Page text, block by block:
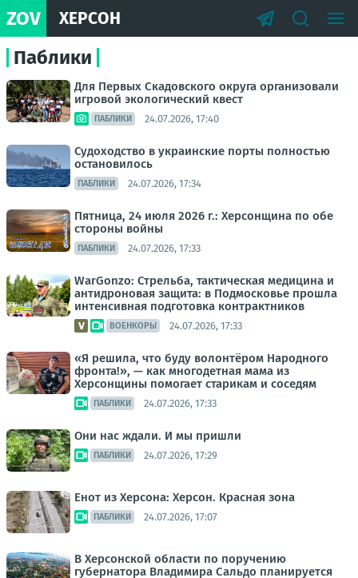
ZOV ХЕРСОН
Паблики
Для Первых Скадовского округа организовали
игровой экологический квест
ПАБЛИКИ 24.07.2026, 17:40
Судоходство в украинские порты полностью
остановилось
ПАБЛИКИ 24.07.2026, 17:34
Пятница, 24 июля 2026 г.: Херсонщина по обе
стороны войны
ПАБЛИКИ 24.07.2026, 17:33
WarGonzo: Стрельба, тактическая медицина и
антидроновая защита: в Подмосковье прошла
интенсивная подготовка контрактников
ВОЕНКОРЫ 24.07.2026, 17:33
«Я решила, что буду волонтёром Народного
фронта!», — как многодетная мама из
Херсонщины помогает старикам и соседям
ПАБЛИКИ 24.07.2026, 17:33
Они нас ждали. И мы пришли
ПАБЛИКИ 24.07.2026, 17:29
Енот из Херсона: Херсон. Красная зона
ПАБЛИКИ 24.07.2026, 17:07
В Херсонской области по поручению
губернатора Владимира Сальдо планируется